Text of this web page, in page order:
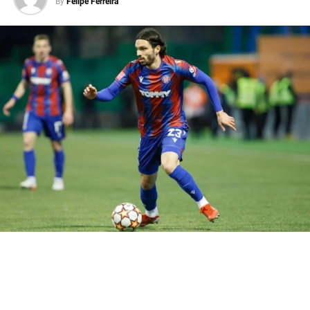
jogou um Sul-Americano
Sub-20” disse Balbo ao
jornal português, Record.
Entretanto, o atacante passou por vários clubes como
Roma-ITA, Verona-ITA, Bournemouth-ING, River Plate-
ARG, mas não chegou a confirmar as expectativas.
O jornalista paraguaio, Mauricio Caballero falou a
respeito de Iturbe.
“É um jogador ofensivo.
Tinha características